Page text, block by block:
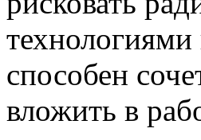
способен
вложить в